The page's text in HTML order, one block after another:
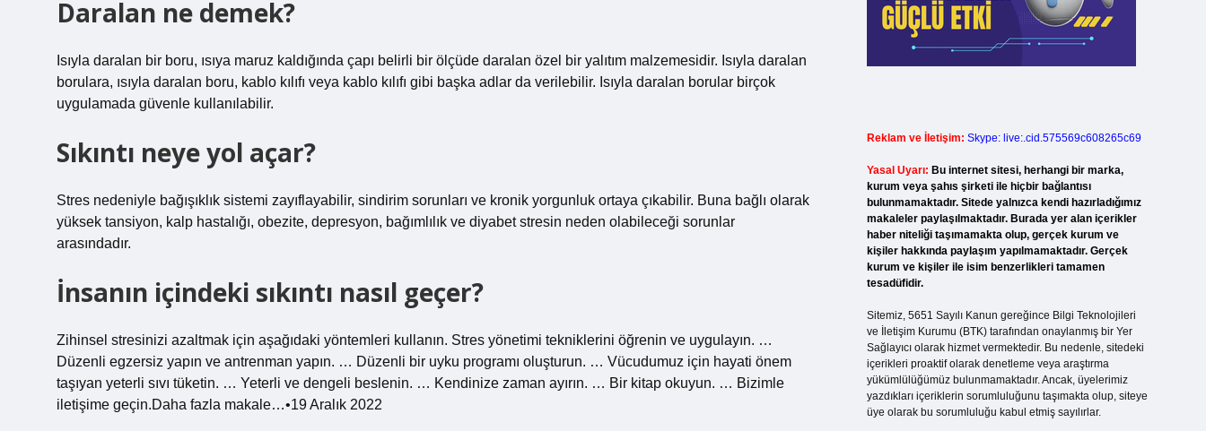
Daralan ne demek?
Isıyla daralan bir boru, ısıya maruz kaldığında çapı belirli bir ölçüde daralan özel bir yalıtım malzemesidir. Isıyla daralan
borulara, ısıyla daralan boru, kablo kılıfı veya kablo kılıfı gibi başka adlar da verilebilir. Isıyla daralan borular birçok
uygulamada güvenle kullanılabilir.
Sıkıntı neye yol açar?
Stres nedeniyle bağışıklık sistemi zayıflayabilir, sindirim sorunları ve kronik yorgunluk ortaya çıkabilir. Buna bağlı olarak
yüksek tansiyon, kalp hastalığı, obezite, depresyon, bağımlılık ve diyabet stresin neden olabileceği sorunlar
arasındadır.
İnsanın içindeki sıkıntı nasıl geçer?
Zihinsel stresinizi azaltmak için aşağıdaki yöntemleri kullanın. Stres yönetimi tekniklerini öğrenin ve uygulayın. …
Düzenli egzersiz yapın ve antrenman yapın. … Düzenli bir uyku programı oluşturun. … Vücudumuz için hayati önem
taşıyan yeterli sıvı tüketin. … Yeterli ve dengeli beslenin. … Kendinize zaman ayırın. … Bir kitap okuyun. … Bizimle
iletişime geçin.Daha fazla makale…•19 Aralık 2022
Reklam ve İletişim: Skype: live:.cid.575569c608265c69
Yasal Uyarı: Bu internet sitesi, herhangi bir marka,
kurum veya şahıs şirketi ile hiçbir bağlantısı
bulunmamaktadır. Sitede yalnızca kendi hazırladığımız
makaleler paylaşılmaktadır. Burada yer alan içerikler
haber niteliği taşımamakta olup, gerçek kurum ve
kişiler hakkında paylaşım yapılmamaktadır. Gerçek
kurum ve kişiler ile isim benzerlikleri tamamen
tesadüfidir.
Sitemiz, 5651 Sayılı Kanun gereğince Bilgi Teknolojileri
ve İletişim Kurumu (BTK) tarafından onaylanmış bir Yer
Sağlayıcı olarak hizmet vermektedir. Bu nedenle, sitedeki
içerikleri proaktif olarak denetleme veya araştırma
yükümlülüğümüz bulunmamaktadır. Ancak, üyelerimiz
yazdıkları içeriklerin sorumluluğunu taşımakta olup, siteye
üye olarak bu sorumluluğu kabul etmiş sayılırlar.